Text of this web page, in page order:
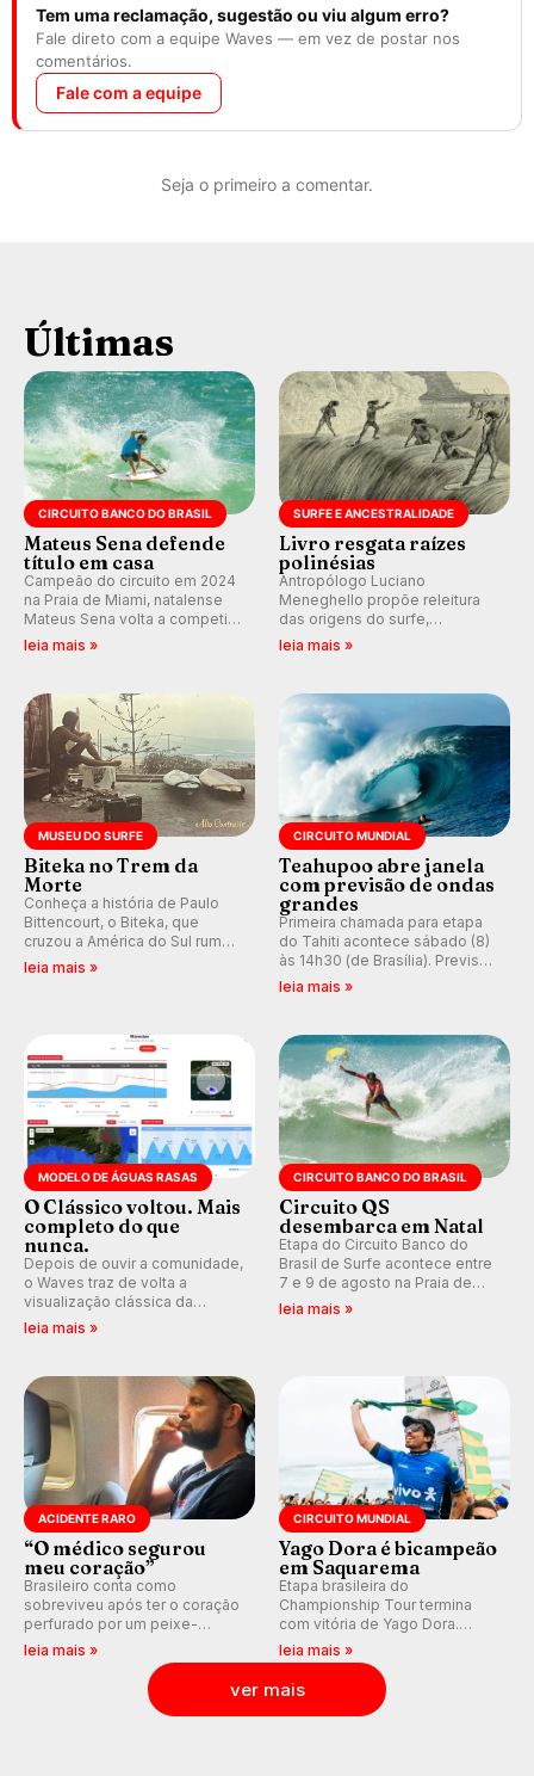
Tem uma reclamação, sugestão ou viu algum erro?
Fale direto com a equipe Waves — em vez de postar nos
comentários.
Fale com a equipe
Seja o primeiro a comentar.
Últimas
CIRCUITO BANCO DO BRASIL
Mateus Sena defende
título em casa
Campeão do circuito em 2024
na Praia de Miami, natalense
Mateus Sena volta a competir
em casa em busca de manter a
leia mais »
SURFE E ANCESTRALIDADE
Livro resgata raízes
polinésias
Antropólogo Luciano
Meneghello propõe releitura
das origens do surfe,
resgatando a cultura polinésia
prática em esporte e indústria.
leia mais »
MUSEU DO SURFE
Biteka no Trem da
Morte
Conheça a história de Paulo
Bittencourt, o Biteka, que
cruzou a América do Sul rumo
ao Pacífico em uma jornada
leia mais »
CIRCUITO MUNDIAL
Teahupoo abre janela
com previsão de ondas
grandes
Primeira chamada para etapa
do Tahiti acontece sábado (8)
às 14h30 (de Brasília). Previsão
indica swell consistente.
Kelly Slater convidado.
leia mais »
MODELO DE ÁGUAS RASAS
O Clássico voltou. Mais
completo do que
nunca.
Depois de ouvir a comunidade,
o Waves traz de volta a
visualização clássica da
previsão de águas rasas,
ondas para até 16 dias.
leia mais »
CIRCUITO BANCO DO BRASIL
Circuito QS
desembarca em Natal
Etapa do Circuito Banco do
Brasil de Surfe acontece entre
7 e 9 de agosto na Praia de
Miami (RN), em disputas
leia mais »
ACIDENTE RARO
“O médico segurou
meu coração”
Brasileiro conta como
sobreviveu após ter o coração
perfurado por um peixe-
agulha enquanto surfava na
leia mais »
CIRCUITO MUNDIAL
Yago Dora é bicampeão
em Saquarema
Etapa brasileira do
Championship Tour termina
com vitória de Yago Dora.
Sawyer Lindblad vence entre
as mulheres e Leonardo
Fioravanti assume liderança do
ranking mundial da WSL, na
etapa de Saquarema.
leia mais »
ver mais